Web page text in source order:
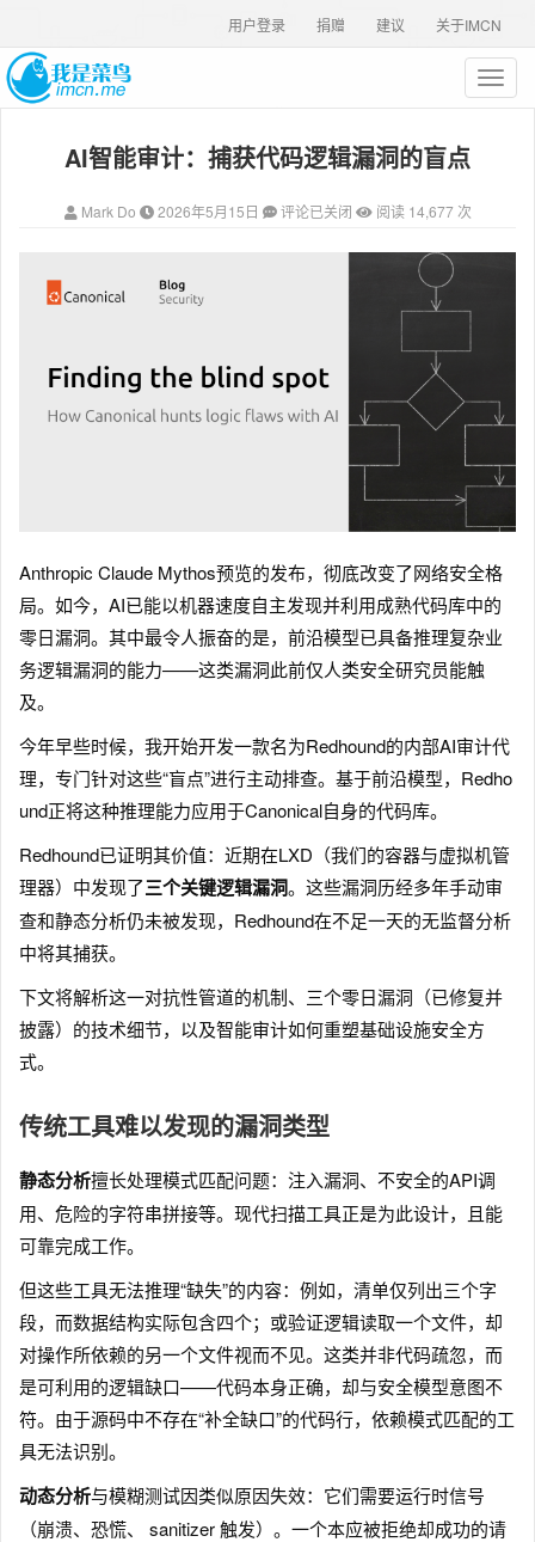
关于IMCN
建议
捐赠
用户登录
T
o
a
o
AI智能审计：捕获代码逻辑漏洞的盲点
Mark Do 2026年5月15日 评论已关闭 阅读 14,677 次
Anthropic Claude Mythos预览的发布，彻底改变了网络安全格
局。如今，AI已能以机器速度自主发现并利用成熟代码库中的
零日漏洞。其中最令人振奋的是，前沿模型已具备推理复杂业
务逻辑漏洞的能力——这类漏洞此前仅人类安全研究员能触
及。
今年早些时候，我开始开发一款名为Redhound的内部AI审计代
理，专门针对这些“盲点”进行主动排查。基于前沿模型，Redho
und正将这种推理能力应用于Canonical自身的代码库。
Redhound已证明其价值：近期在LXD（我们的容器与虚拟机管
理器）中发现了三个关键逻辑漏洞。这些漏洞历经多年手动审
查和静态分析仍未被发现，Redhound在不足一天的无监督分析
中将其捕获。
下文将解析这一对抗性管道的机制、三个零日漏洞（已修复并
披露）的技术细节，以及智能审计如何重塑基础设施安全方
式。
传统工具难以发现的漏洞类型
静态分析擅长处理模式匹配问题：注入漏洞、不安全的API调
用、危险的字符串拼接等。现代扫描工具正是为此设计，且能
可靠完成工作。
但这些工具无法推理“缺失”的内容：例如，清单仅列出三个字
段，而数据结构实际包含四个；或验证逻辑读取一个文件，却
对操作所依赖的另一个文件视而不见。这类并非代码疏忽，而
是可利用的逻辑缺口——代码本身正确，却与安全模型意图不
符。由于源码中不存在“补全缺口”的代码行，依赖模式匹配的工
具无法识别。
动态分析与模糊测试因类似原因失效：它们需要运行时信号
（崩溃、恐慌、 sanitizer 触发）。一个本应被拒绝却成功的请